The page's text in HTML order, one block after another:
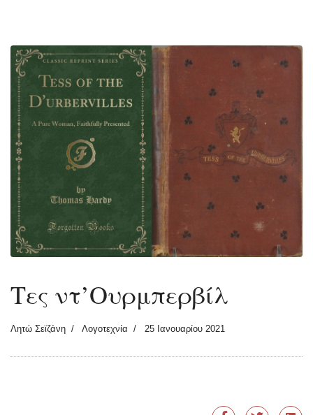
Τες ντ’Ουρμπερβίλ
Λητώ Σεϊζάνη Λογοτεχνία 25 Ιανουαρίου 2021